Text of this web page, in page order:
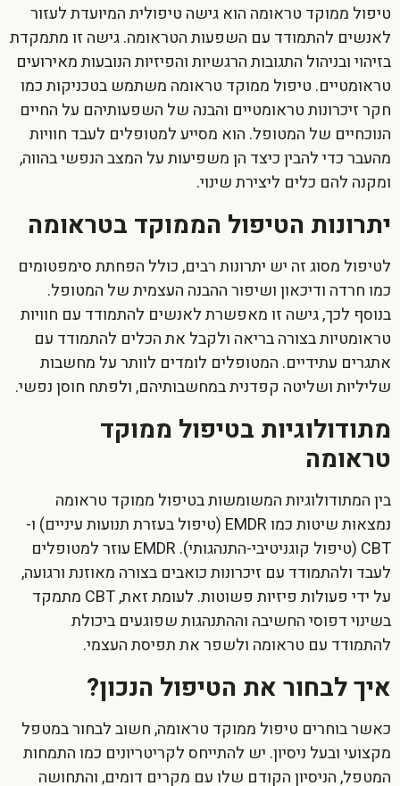
טיפול ממוקד טראומה הוא גישה טיפולית המיועדת לעזור
לאנשים להתמודד עם השפעות הטראומה. גישה זו מתמקדת
בזיהוי ובניהול התגובות הרגשיות והפיזיות הנובעות מאירועים
טראומטיים. טיפול ממוקד טראומה משתמש בטכניקות כמו
חקר זיכרונות טראומטיים והבנה של השפעותיהם על החיים
הנוכחיים של המטופל. הוא מסייע למטופלים לעבד חוויות
מהעבר כדי להבין כיצד הן משפיעות על המצב הנפשי בהווה,
ומקנה להם כלים ליצירת שינוי.
יתרונות הטיפול הממוקד בטראומה
לטיפול מסוג זה יש יתרונות רבים, כולל הפחתת סימפטומים
כמו חרדה ודיכאון ושיפור ההבנה העצמית של המטופל.
בנוסף לכך, גישה זו מאפשרת לאנשים להתמודד עם חוויות
טראומטיות בצורה בריאה ולקבל את הכלים להתמודד עם
אתגרים עתידיים. המטופלים לומדים לוותר על מחשבות
שליליות ושליטה קפדנית במחשבותיהם, ולפתח חוסן נפשי.
מתודולוגיות בטיפול ממוקד
טראומה
בין המתודולוגיות המשומשות בטיפול ממוקד טראומה
נמצאות שיטות כמו EMDR (טיפול בעזרת תנועות עיניים) ו-
CBT (טיפול קוגניטיבי-התנהגותי). EMDR עוזר למטופלים
לעבד ולהתמודד עם זיכרונות כואבים בצורה מאוזנת ורגועה,
על ידי פעולות פיזיות פשוטות. לעומת זאת, CBT מתמקד
בשינוי דפוסי החשיבה וההתנהגות שפוגעים ביכולת
להתמודד עם טראומה ולשפר את תפיסת העצמי.
איך לבחור את הטיפול הנכון?
כאשר בוחרים טיפול ממוקד טראומה, חשוב לבחור במטפל
מקצועי ובעל ניסיון. יש להתייחס לקריטריונים כמו התמחות
המטפל, הניסיון הקודם שלו עם מקרים דומים, והתחושה